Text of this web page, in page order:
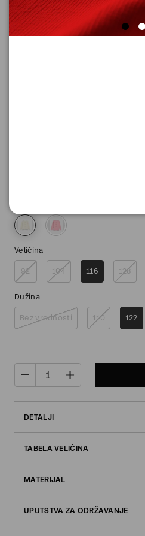
Veličina
92 104 116 128
Dužina
Bez vrednosti 110 122
DETALJI
TABELA VELIČINA
MATERIJAL
UPUTSTVA ZA ODRŽAVANJE